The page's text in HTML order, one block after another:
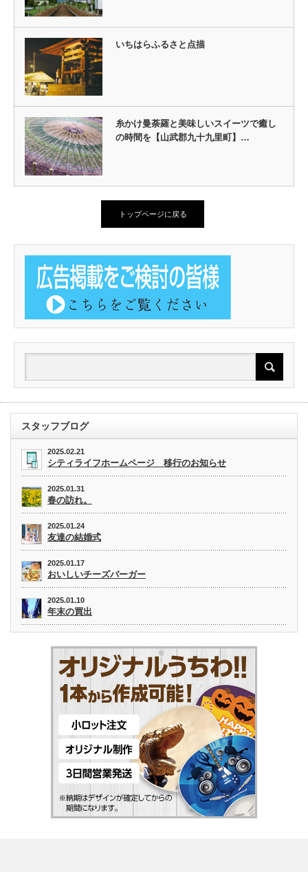
いちはらふるさと点描
糸かけ曼荼羅と美味しいスイーツで癒し
の時間を【山武郡九十九里町】…
トップページに戻る
スタッフブログ
2025.02.21
シティライフホームページ 移行のお知らせ
2025.01.31
春の訪れ。
2025.01.24
友達の結婚式
2025.01.17
おいしいチーズバーガー
2025.01.10
年末の買出